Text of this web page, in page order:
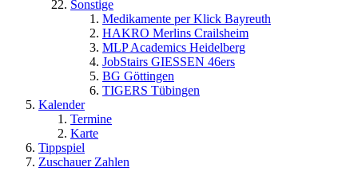
Sonstige
Medikamente per Klick Bayreuth
HAKRO Merlins Crailsheim
MLP Academics Heidelberg
JobStairs GIESSEN 46ers
BG Göttingen
TIGERS Tübingen
Kalender
Termine
Karte
Tippspiel
Zuschauer Zahlen